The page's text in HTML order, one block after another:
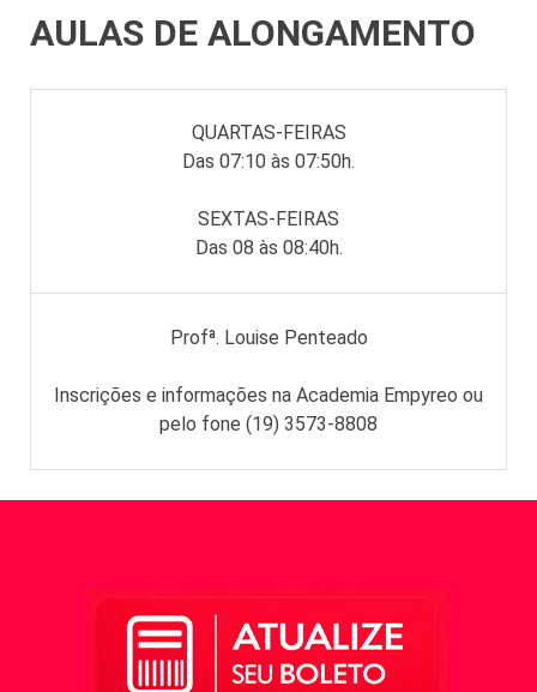
AULAS DE ALONGAMENTO
QUARTAS-FEIRAS
Das 07:10 às 07:50h.
SEXTAS-FEIRAS
Das 08 às 08:40h.
Profª. Louise Penteado
Inscrições e informações na Academia Empyreo ou
pelo fone (19) 3573-8808